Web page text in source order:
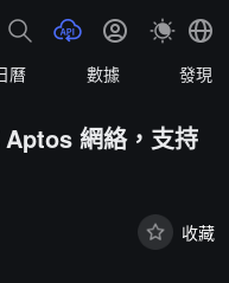
曆 數據 發現
網絡，支持
收藏